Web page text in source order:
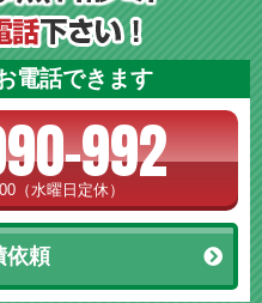
電話できます
992
（水曜日定休）
依頼